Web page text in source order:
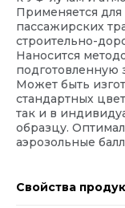
Применяется
пассажирских
строительно-
Наносится
подготовленную
Может быть
стандартных
так и в
образцу.
аэрозольные
Свойства